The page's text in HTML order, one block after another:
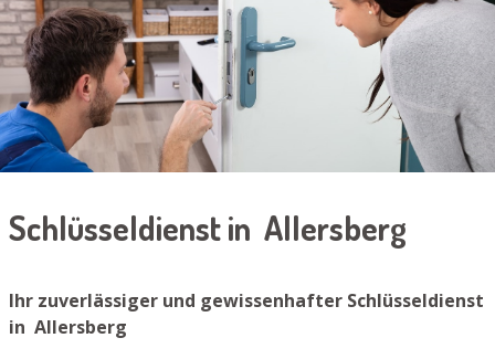
Schlüsseldienst in Allersberg
Ihr zuverlässiger und gewissenhafter Schlüsseldienst
in Allersberg